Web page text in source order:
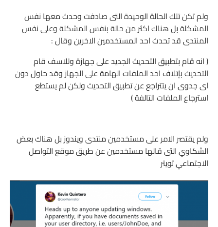
ولم تكن تلك الحالة الوحيدة التى صادفت وحدث معها نفس
المشكلة بل هناك اكثر من حالة بنفس المشكلة وعلى نفس
المنتدى قد تحدث احد المستخدمين الاخرين وقال :
( انه قام بتطبيق التحديث الجديد على جهازة وللاسف قام
التحديث بإتلاف احد الملفات الهامة على الجهاز وقد حاول دون
اى جدوى ان يتتراجع عن تطبيق التحديث ولكن لم يستطع
استرجاع الملفات التالفة )
ولم يقتصر الامر على مستخدمين منتدى ويندوز بل هناك بعض
الشكاوي التى قالها مستخدمين عن طريق موقع التواصل
الاجتماعي تويتر